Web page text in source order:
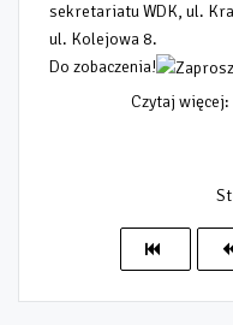
sekretariatu WDK, ul.
ul. Kolejowa 8.
Do zobaczenia!
Czytaj